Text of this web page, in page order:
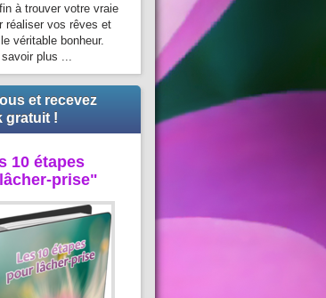
à trouver votre vraie
réaliser vos rêves et
véritable bonheur.
plus ...
et recevez
gratuit !
10 étapes
prise"